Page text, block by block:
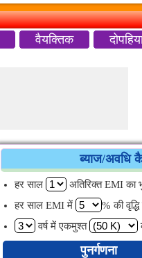
वैयक्तिक
ब्याज/अवधि
हर साल अतिरिक्त EMI का
हर साल EMI में
% की
वर्ष में एकमुश्त
पुनर्गणना